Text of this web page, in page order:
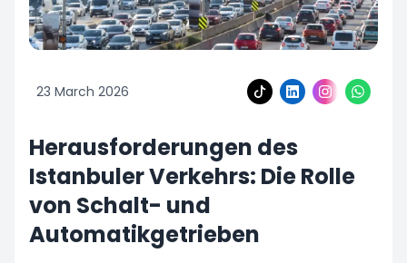
23 March 2026
Herausforderungen des
Istanbuler Verkehrs: Die Rolle
von Schalt- und
Automatikgetrieben